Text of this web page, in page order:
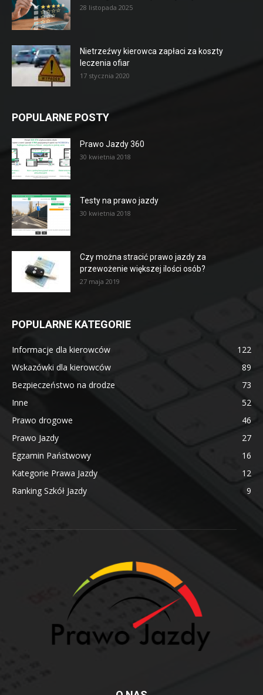
28 listopada 2025
Nietrzeźwy kierowca zapłaci za koszty
leczenia ofiar
17 stycznia 2020
POPULARNE POSTY
Prawo Jazdy 360
30 kwietnia 2018
Testy na prawo jazdy
30 kwietnia 2018
Czy można stracić prawo jazdy za
przewożenie większej ilości osób?
27 maja 2019
POPULARNE KATEGORIE
Informacje dla kierowców
122
Wskazówki dla kierowców
89
Bezpieczeństwo na drodze
73
Inne
52
Prawo drogowe
46
Prawo Jazdy
27
Egzamin Państwowy
16
Kategorie Prawa Jazdy
12
Ranking Szkół Jazdy
9